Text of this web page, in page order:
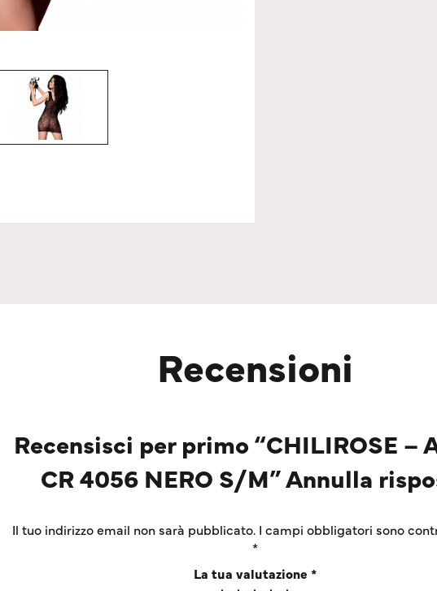
Recensioni
Recensisci per primo “CHILIROSE –
CR 4056 NERO S/M” Annulla
Il tuo indirizzo email non sarà pubblicato. I campi obbligatori sono
*
La tua valutazione *